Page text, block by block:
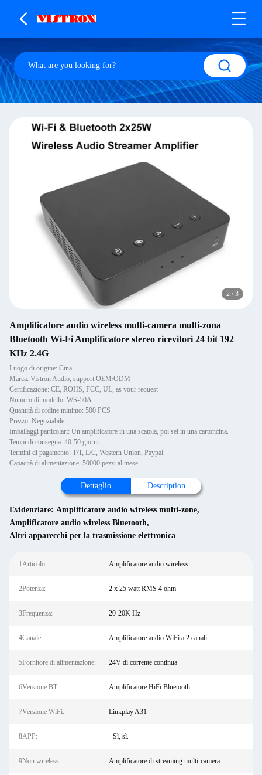
2 / 3
Amplificatore audio wireless multi-camera multi-zona
Bluetooth Wi-Fi Amplificatore stereo ricevitori 24 bit 192
KHz 2.4G
Luogo di origine: Cina
Marca: Vistron Audio, support OEM/ODM
Certificazione: CE, ROHS, FCC, UL, as your request
Numero di modello: WS-50A
Quantità di ordine minimo: 500 PCS
Prezzo: Negoziabile
Imballaggi particolari: Un amplificatore in una scatola, poi sei in una cartoncina.
Tempi di consegna: 40-50 giorni
Termini di pagamento: T/T, L/C, Western Union, Paypal
Capacità di alimentazione: 50000 pezzi al mese
Dettaglio Description
Evidenziare: Amplificatore audio wireless multi-zone,
Amplificatore audio wireless Bluetooth,
Altri apparecchi per la trasmissione elettronica
1Articolo: Amplificatore audio wireless
2Potenza: 2 x 25 watt RMS 4 ohm
3Frequenza: 20-20K Hz
4Canale: Amplificatore audio WiFi a 2 canali
5Fornitore di alimentazione: 24V di corrente continua
6Versione BT: Amplificatore HiFi Bluetooth
7Versione WiFi: Linkplay A31
8APP: - Sì, sì.
9Non wireless: Amplificatore di streaming multi-camera